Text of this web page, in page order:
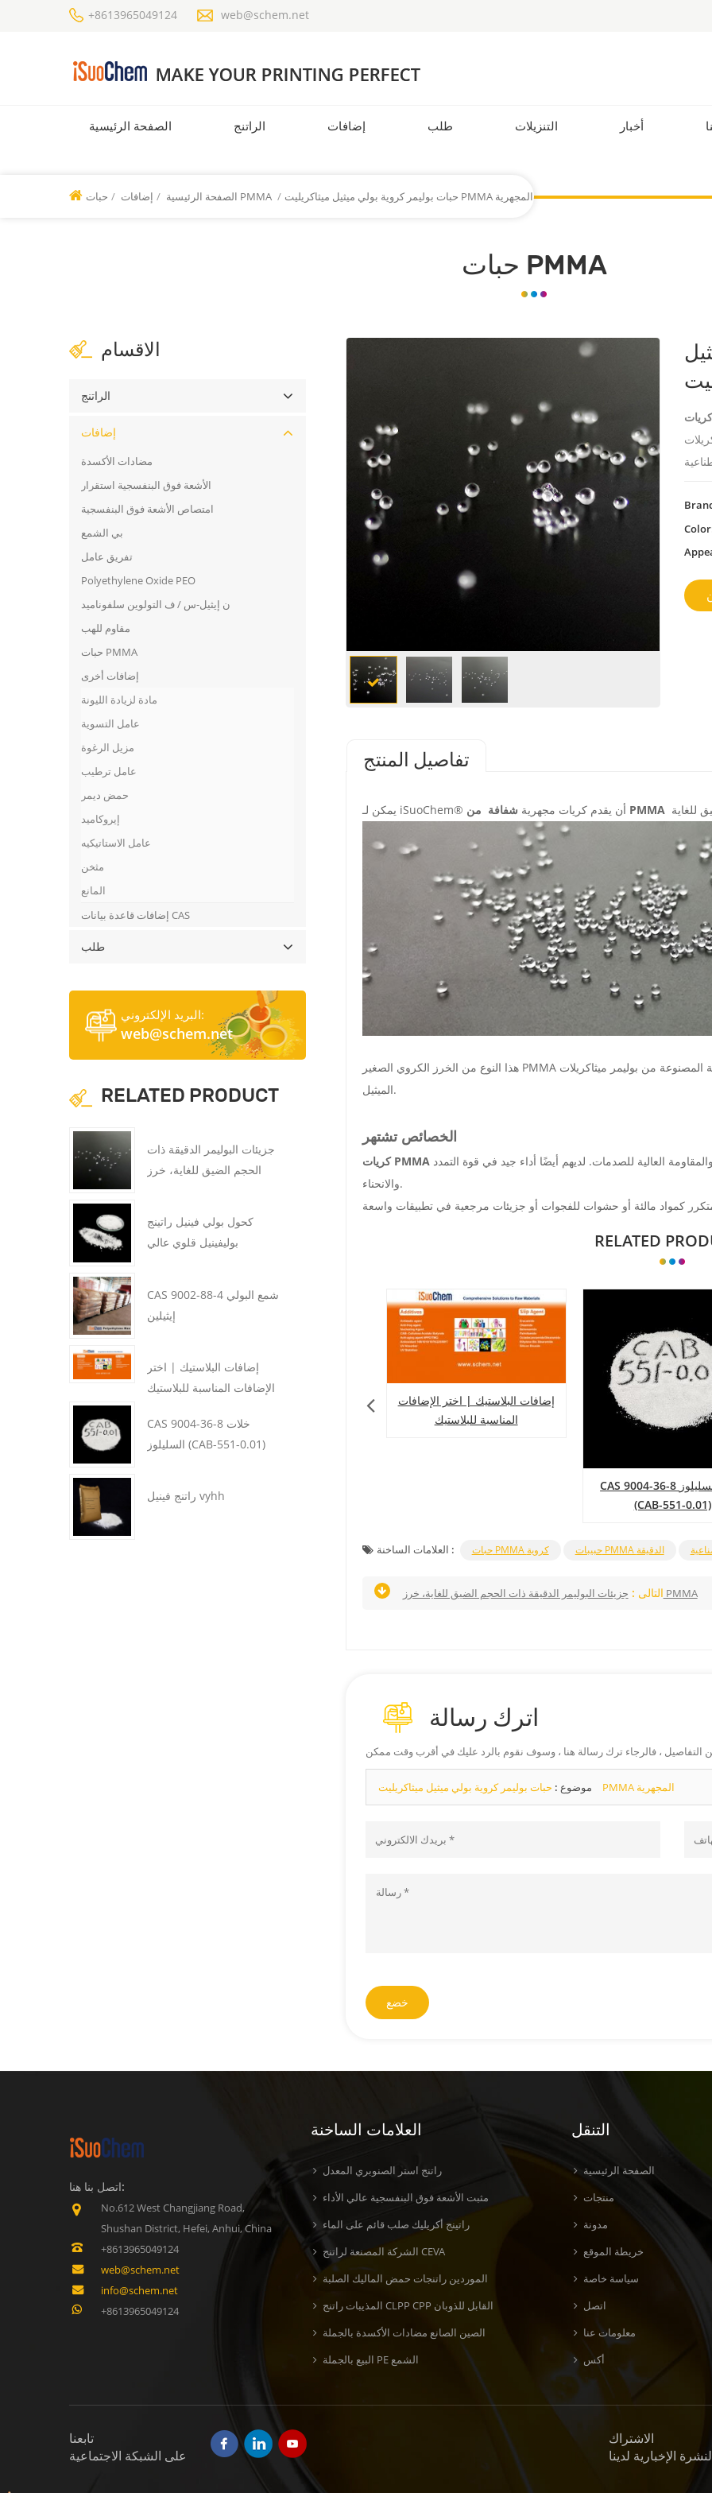
+8613965049124 web@schem.net
الصفحة الرئيسية الراتنج إضافات طلب التنزيلات أخبار
الصفحة الرئيسية / إضافات / حبات PMMA / حبات بوليمر كروية بولي ميثيل ميثاكريليت PMMA المجهرية
حبات PMMA
هي نوع
تفاصيل المنتج
يمكن لـ iSuoChem® أن يقدم كريات مجهرية شفافة من PMMA
هذا النوع من الخرز الكروي الصغير PMMA هو نوع من المواد الأساسية الشفافة واللدائن الحرارية المصنوعة من بوليمر ميثاكريلات
الميثيل.
الخصائص تشتهر
العالية للصدمات. لديهم أيضًا أداء جيد في قوة التمدد
والانحناء.
RELATED
كحول بولي فينيل راتينج بوليفينيل
قلوي عالي
إضافات البلاستيك | اختر الإضافات
المناسبة للبلاستيك
CAS 9004-36-8 خلات السليلوز
(CAB-551-0.01)
العلامات الساخنة : حبات PMMA كروية حبيبات PMMA الدقيقة
التالى : جزيئات البوليمر الدقيقة ذات الحجم الضيق للغاية، خرز PMMA
اترك رسالة
موضوع : حبات بوليمر كروية بولي ميثيل ميثاكريليت PMMA المجهرية
خضع
الاقسام
الراتنج
إضافات
مضادات الأكسدة
الأشعة فوق البنفسجية استقرار
امتصاص الأشعة فوق البنفسجية
بي الشمع
تفريق عامل
Polyethylene Oxide PEO
ن إيثيل-س / ف التولوين سلفوناميد
مقاوم للهب
حبات PMMA
إضافات أخرى
مادة لزيادة الليونة
عامل التسوية
مزيل الرغوة
عامل ترطيب
حمض ديمر
إيروكاميد
عامل الاستاتيكيه
مثخن
المانع
إضافات قاعدة بيانات CAS
طلب
البريد الإلكتروني:
web@schem.net
RELATED PRODUCT
جزيئات البوليمر الدقيقة ذات
الحجم الضيق للغاية، خرز
كحول بولي فينيل راتينج
بوليفينيل قلوي عالي
CAS 9002-88-4 شمع البولي
إيثيلين
إضافات البلاستيك | اختر
الإضافات المناسبة للبلاستيك
CAS 9004-36-8 خلات
السليلوز (CAB-551-0.01)
راتنج فينيل vyhh
اتصل بنا هنا:
No.612 West Changjiang Road,
Shushan District, Hefei, Anhui, China
+8613965049124
web@schem.net
info@schem.net
+8613965049124
العلامات الساخنة
راتنج استر الصنوبري المعدل
مثبت الأشعة فوق البنفسجية عالي الأداء
راتينج أكريليك صلب قائم على الماء
الشركة المصنعة لراتنج CEVA
الموردين راتنجات حمض الماليك الصلبة
المذيبات راتنج CLPP CPP القابل للذوبان
الصين الصانع مضادات الأكسدة بالجملة
البيع بالجملة PE الشمع
التنقل
الصفحة الرئيسية
منتجات
مدونة
خريطة الموقع
سياسة خاصة
اتصل
معلومات عنا
أكس
تابعنا
على الشبكة الاجتماعية
الاشتراك
الإخبارية لدينا